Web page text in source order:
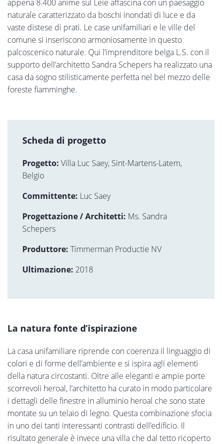
appena 8.400 anime sul Leie affascina con un paesaggio
naturale caratterizzato da boschi inondati di luce e da
vaste distese di prati. Le case unifamiliari e le ville del
comune si inseriscono armoniosamente in questo
palcoscenico naturale. Qui l’imprenditore belga L.S. con il
supporto dell’architetto Sandra Schepers ha realizzato una
casa da sogno stilisticamente perfetta nel bel mezzo delle
foreste fiamminghe.
Scheda di progetto
Progetto: Villa Luc Saey, Sint-Martens-Latem,
Belgio
Committente: Luc Saey
Progettazione / Architetti: Ms. Sandra
Schepers
Produttore: Timmerman Productie NV
Ultimazione: 2018
La natura fonte d’ispirazione
La casa unifamiliare riprende con coerenza il linguaggio di
colori e di forme dell’ambiente e si ispira agli elementi
della natura circostanti. Oltre alle eleganti e ampie porte
scorrevoli heroal, l’architetto ha curato in modo particolare
i dettagli delle finestre in alluminio heroal che sono state
montate su un telaio di legno. Questa combinazione sfocia
in uno dei tanti interessanti contrasti dell’edificio. Il
risultato generale è invece una villa che dal tetto ricoperto